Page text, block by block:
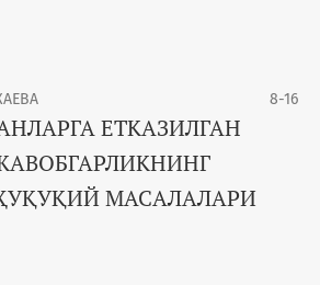
8-16
ЕТКАЗИЛГАН
МАСАЛАЛАРИ